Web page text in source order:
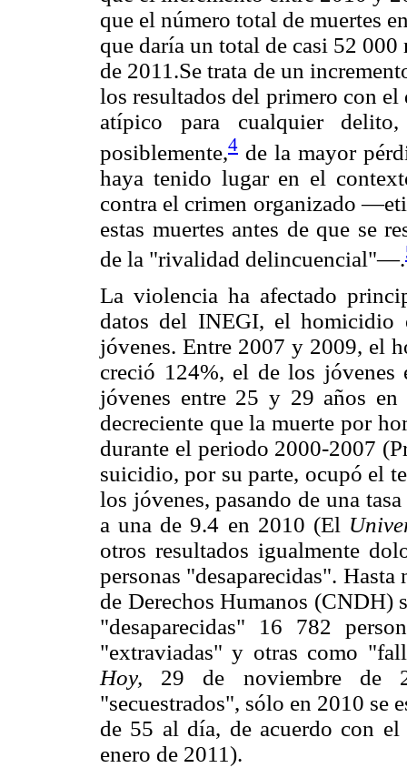
que el número total de muertes
que daría un total de casi 52
de 2011.Se trata de un
los resultados del primero con
atípico para cualquier
posiblemente,4 de la mayor
haya tenido lugar en el
contra el crimen organizado
estas muertes antes de que se
de la "rivalidad delincuencial"—.
La violencia ha afectado
datos del INEGI, el homicidio
jóvenes. Entre 2007 y 2009, el
creció 124%, el de los
jóvenes entre 25 y 29 años
decreciente que la muerte por
durante el periodo 2000-2007
suicidio, por su parte, ocupó el
los jóvenes, pasando de una
a una de 9.4 en 2010 (El
otros resultados igualmente
personas "desaparecidas".
de Derechos Humanos (CNDH)
"desaparecidas" 16 782
"extraviadas" y otras como
Hoy, 29 de noviembre de
"secuestrados", sólo en 2010 se
de 55 al día, de acuerdo con
enero de 2011).